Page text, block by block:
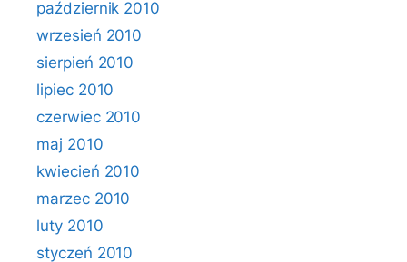
październik 2010
wrzesień 2010
sierpień 2010
lipiec 2010
czerwiec 2010
maj 2010
kwiecień 2010
marzec 2010
luty 2010
styczeń 2010